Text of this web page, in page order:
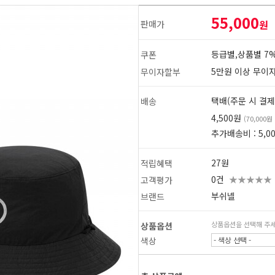
1
판매가 55,000원
쿠폰
등급별,상품별
무이자할부
5만원 이상 무이
배송
택배(주문 시 결
4,500원 (70,000원
추가배송비 :
적립혜택
27원
고객평가
0건 ★★★★★
브랜드 부쉬넬
상품옵션 상품옵션을 선택해 주
색상 - 색상 선택 -